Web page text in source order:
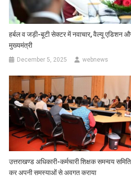
हर्बल व जड़ी-बूटी सेक्टर में नवाचार, वैल्यू एडिशन और
मुख्यमंत्री
December 5, 2025 webnews
उत्तराखण्ड अधिकारी-कर्मचारी शिक्षक समन्वय
कर अपनी समस्याओं से अवगत कराया